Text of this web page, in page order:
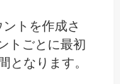
トを作成さ
トごとに最初
となります。